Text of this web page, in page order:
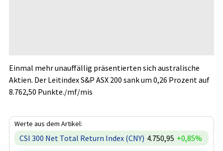
Einmal mehr unauffällig präsentierten sich australische
Aktien. Der Leitindex S&P ASX 200 sank um 0,26 Prozent auf
8.762,50 Punkte./mf/mis
Werte aus dem Artikel:
CSI 300 Net Total Return Index (CNY) 4.750,95 +0,85%